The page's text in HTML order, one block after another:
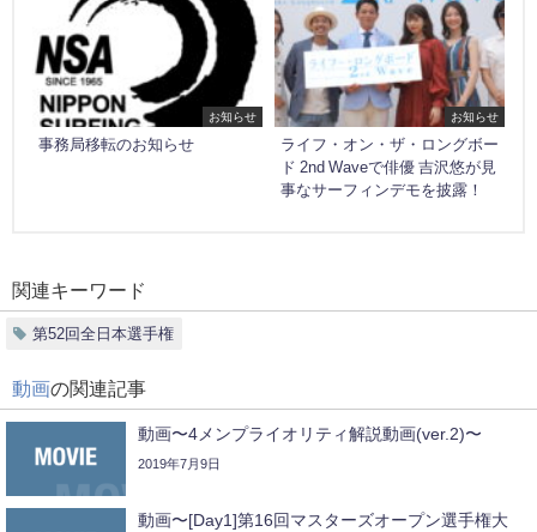
お知らせ
事務局移転のお知らせ
お知らせ
ライフ・オン・ザ・ロングボー
ド 2nd Waveで俳優 吉沢悠が見
事なサーフィンデモを披露！
関連キーワード
第52回全日本選手権
動画の関連記事
動画〜4メンプライオリティ解説動画(ver.2)〜
2019年7月9日
動画〜[Day1]第16回マスターズオープン選手権大